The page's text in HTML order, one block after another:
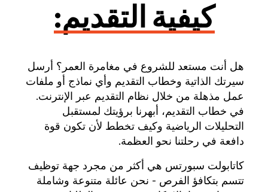
كيفية التقديم:
هل أنت مستعد للشروع في مغامرة العمر؟ أرسل
سيرتك الذاتية وخطاب التقديم وأي نماذج أو ملفات
عمل مذهلة من خلال نظام التقديم عبر الإنترنت.
في خطاب التقديم، أبهرنا برؤيتك لمستقبل
التحليلات الرياضية وكيف تخطط لأن تكون قوة
دافعة في رحلتنا نحو العظمة.
كاتابولت سبورتس هي أكثر من مجرد جهة توظيف
تتسم بتكافؤ الفرص - نحن عائلة متنوعة وشاملة